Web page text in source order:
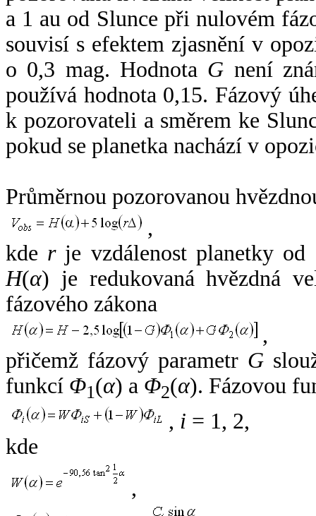
a 1 au od Slunce při nulovém
souvisí s efektem zjasnění v
o 0,3 mag. Hodnota G není
používá hodnota 0,15. Fázový
k pozorovateli a směrem ke
pokud se planetka nachází v
Průměrnou pozorovanou
,
kde rje vzdálenost planetky od
H(α) je redukovaná hvězdná
fázového zákona
,
přičemž fázový parametr G
funkcí Φ1(α) a Φ2(α). Fázovou
, i = 1, 2,
kde
,